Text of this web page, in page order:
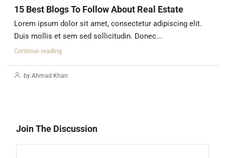
15 Best Blogs To Follow About Real Estate
Lorem ipsum dolor sit amet, consectetur adipiscing elit.
Duis mollis et sem sed sollicitudin. Donec...
Continue reading
by Ahmad Khan
Join The Discussion